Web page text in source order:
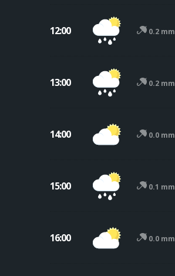
12:00 0.2 mm
13:00 0.2 mm
14:00 0.0 mm
15:00 0.1 mm
16:00 0.0 mm